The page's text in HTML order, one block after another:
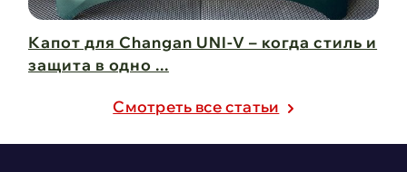
Капот для Changan UNI-V – когда стиль и
защита в одно ...
Cмотреть все статьи